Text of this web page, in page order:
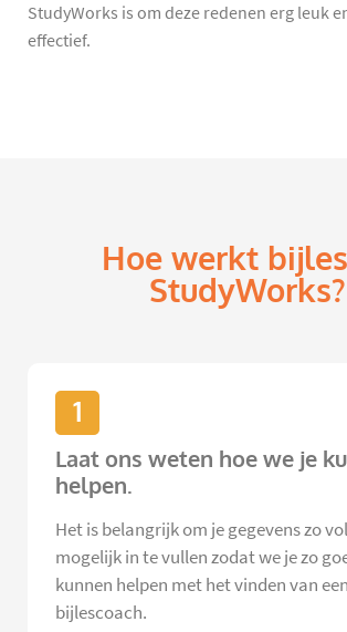
StudyWorks is om deze redenen erg leuk
effectief.
Hoe werkt
StudyWorks?
1
Laat ons weten hoe we je
helpen.
Het is belangrijk om je gegevens zo
mogelijk in te vullen zodat we je zo
kunnen helpen met het vinden van een
bijlescoach.